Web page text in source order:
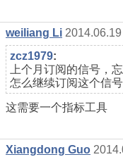
weiliang Li
zcz1979:
上个月订阅的信号，
怎么继续订阅这个信
这需要一个指标工具
Xiangdong Guo